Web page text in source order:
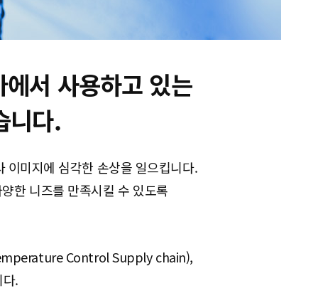
서 사용하고 있는
니다.
이미지에 심각한 손상을 일으킵니다.
한 니즈를 만족시킬 수 있도록
Control Supply chain),
.